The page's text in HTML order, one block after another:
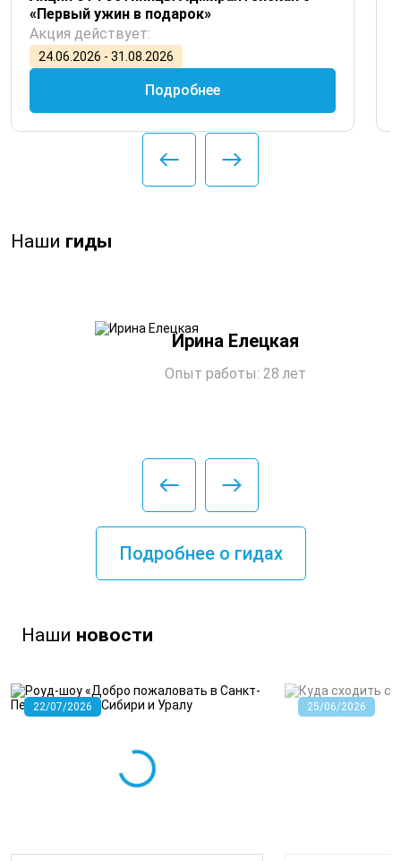
«Первый ужин в подарок»
Акция действует:
24.06.2026 - 31.08.2026
Подробнее
Наши гиды
Ирина Елецкая
Опыт работы: 28 лет
Подробнее о гидах
Наши новости
22/07/2026 25/06/2026